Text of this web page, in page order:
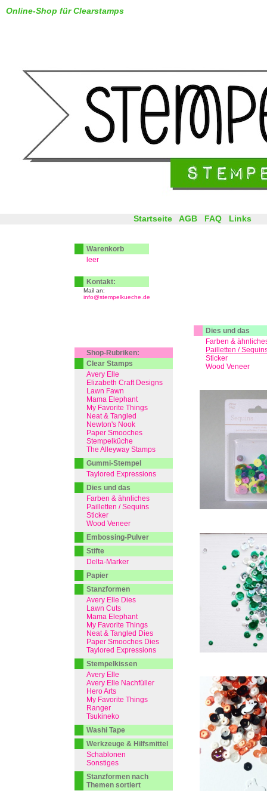
Online-Shop für Clearstamps
Dies und das
Farben &
Pailletten /
Sticker
Wood Veneer
Startseite AGB FAQ Links
Warenkorb
leer
Kontakt:
Mail an:
info@stempelkueche.de
Shop-Rubriken:
Clear Stamps
Avery Elle
Elizabeth Craft Designs
Lawn Fawn
Mama Elephant
My Favorite Things
Neat & Tangled
Newton's Nook
Paper Smooches
Stempelküche
The Alleyway Stamps
Gummi-Stempel
Taylored Expressions
Dies und das
Farben & ähnliches
Pailletten / Sequins
Sticker
Wood Veneer
Embossing-Pulver
Stifte
Delta-Marker
Papier
Stanzformen
Avery Elle Dies
Lawn Cuts
Mama Elephant
My Favorite Things
Neat & Tangled Dies
Paper Smooches Dies
Taylored Expressions
Stempelkissen
Avery Elle
Avery Elle Nachfüller
Hero Arts
My Favorite Things
Ranger
Tsukineko
Washi Tape
Werkzeuge & Hilfsmittel
Schablonen
Sonstiges
Stanzformen nach
Themen sortiert